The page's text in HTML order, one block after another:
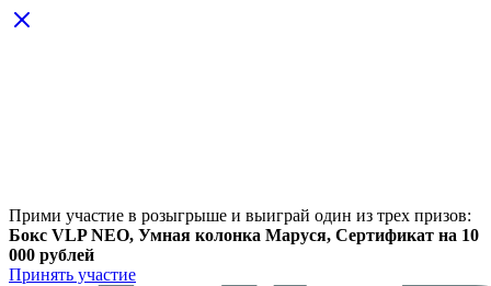
Прими участие в розыгрыше и выиграй один из трех призов:
Бокс VLP NEO, Умная колонка Маруся, Сертификат на 10
000 рублей
Принять участие